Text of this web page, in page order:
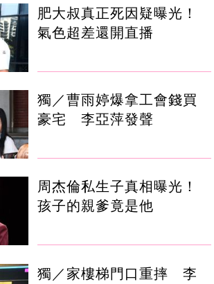
肥大叔真正死因疑曝光！
氣色超差還開直播
獨／曹雨婷爆拿工會錢買
豪宅 李亞萍發聲
周杰倫私生子真相曝光！
孩子的親爹竟是他
獨／家樓梯門口重摔 李